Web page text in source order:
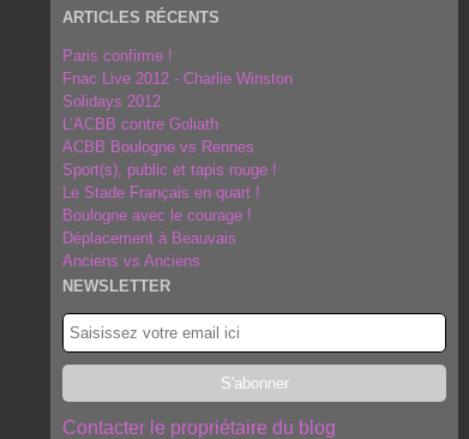
ARTICLES RÉCENTS
Paris confirme !
Fnac Live 2012 - Charlie Winston
Solidays 2012
L’ACBB contre Goliath
ACBB Boulogne vs Rennes
Sport(s), public et tapis rouge !
Le Stade Français en quart !
Boulogne avec le courage !
Déplacement à Beauvais
Anciens vs Anciens
NEWSLETTER
Contacter le propriétaire du blog